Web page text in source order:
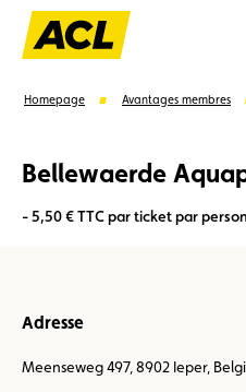
Location
Homepage Avantages membres
Bellewaerde
- 5,50 € TTC par ticket par
Adresse
Meenseweg 497, 8902 Ieper,